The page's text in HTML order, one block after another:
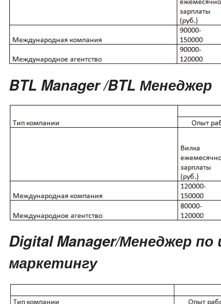
BTL Manager /BTL Менеджер
Digital Manager/Менеджер
маркетингу